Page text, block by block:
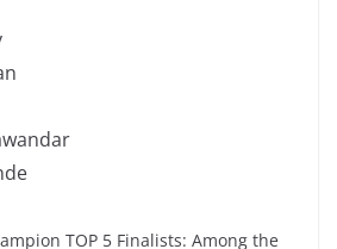
TOP 5 Finalists: Among the